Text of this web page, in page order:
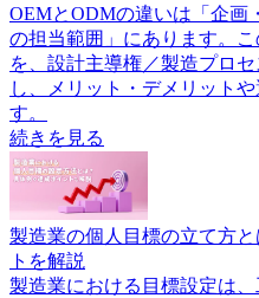
OEMとODMの違いは「企画
の担当範囲」にあります。
を、設計主導権／製造プロ
し、メリット・デメリット
す。
続きを見る
製造業の個人目標の立て方
トを解説
製造業における目標設定は